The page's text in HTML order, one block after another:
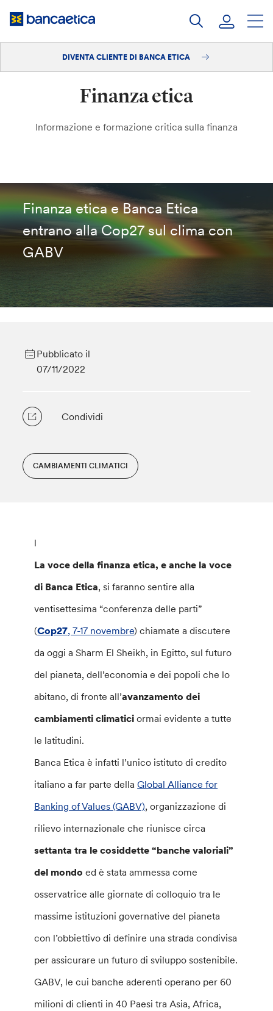
DIVENTA CLIENTE DI BANCA ETICA
Finanza etica
Informazione e formazione critica sulla finanza
Finanza etica e Banca Etica
entrano alla Cop27 sul clima con
GABV
Pubblicato il
07/11/2022
Condividi
CAMBIAMENTI CLIMATICI
l
La voce della finanza etica, e anche la voce
di Banca Etica, si faranno sentire alla
ventisettesima “conferenza delle parti”
(Cop27, 7-17 novembre) chiamate a discutere
da oggi a Sharm El Sheikh, in Egitto, sul futuro
del pianeta, dell’economia e dei popoli che lo
abitano, di fronte all’avanzamento dei
cambiamenti climaticiormai evidente a tutte
le latitudini.
Banca Etica è infatti l’unico istituto di credito
italiano a far parte dellaGlobal Alliance for
Banking of Values (GABV), organizzazione di
rilievo internazionale che riunisce circa
settanta tra le cosiddette “banche valoriali”
del mondo ed è stata ammessa come
osservatrice alle giornate di colloquio tra le
massime istituzioni governative del pianeta
con l’obbiettivo di definire una strada condivisa
per assicurare un futuro di sviluppo sostenibile.
GABV, le cui banche aderenti operano per 60
milioni di clienti in 40 Paesi tra Asia, Africa,